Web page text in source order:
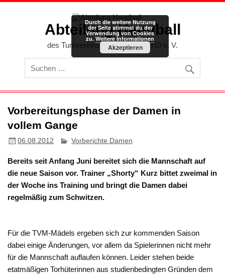
Zum
Abteilung Handball
des Turnvereins Memmingen 1859 e. V.
Vorbereitungsphase der Damen in
vollem Gange
06.08.2012 Vorberichte Damen
Bereits seit Anfang Juni bereitet sich die Mannschaft auf
die neue Saison vor. Trainer „Shorty“ Kurz bittet zweimal in
der Woche ins Training und bringt die Damen dabei
regelmäßig zum Schwitzen.
Für die TVM-Mädels ergeben sich zur kommenden Saison
dabei einige Änderungen, vor allem da Spielerinnen nicht mehr
für die Mannschaft auflaufen können. Leider stehen beide
etatmäßigen Torhüterinnen aus studienbedingten Gründen dem
Durch die weitere Nutzung
der Seite stimmst du der
Verwendung von Cookies
zu. Weitere Informationen
Akzeptieren